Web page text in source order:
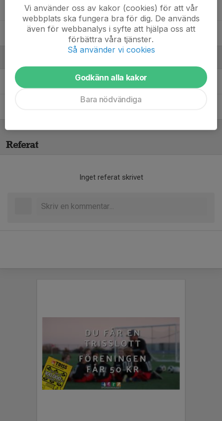
Melvin Andreasson
Wille Åsberg
Kristian JonssonLedare P13
Ledare P13
Referat
Inget referat skrivet
Vi använder oss av kakor (cookies) för att vår
webbplats ska fungera bra för dig. De används
även för webbanalys i syfte att hjälpa oss att
förbättra våra tjänster.
Så använder vi cookies
Godkänn alla kakor
Bara nödvändiga